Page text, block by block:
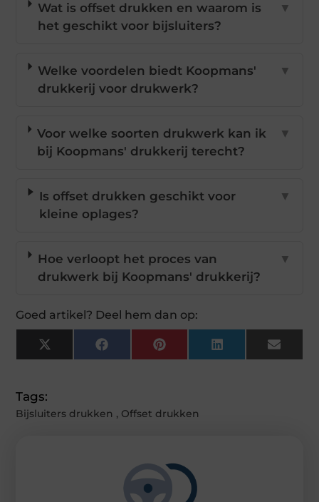
Wat is offset drukken en waarom is
het geschikt voor bijsluiters?
▼
Welke voordelen biedt Koopmans'
drukkerij voor drukwerk?
▼
Voor welke soorten drukwerk kan ik
bij Koopmans' drukkerij terecht?
▼
Is offset drukken geschikt voor
kleine oplages?
▼
Hoe verloopt het proces van
drukwerk bij Koopmans' drukkerij?
▼
Goed artikel? Deel hem dan op:
X
(Twitter)
FacebookPinterestLinkedInEmail
Tags:
Bijsluiters drukken , Offset drukken